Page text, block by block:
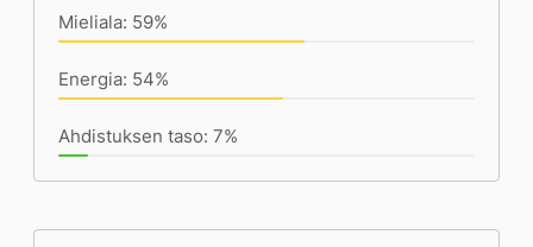
Mieliala: 59%
Energia: 54%
Ahdistuksen taso: 7%